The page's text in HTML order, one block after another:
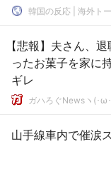
国の反応
韓国の反応 | 海外ト
【悲報】夫さん、
ったお菓子を家に
ギレ
ガハろぐNewsヽ(･ω